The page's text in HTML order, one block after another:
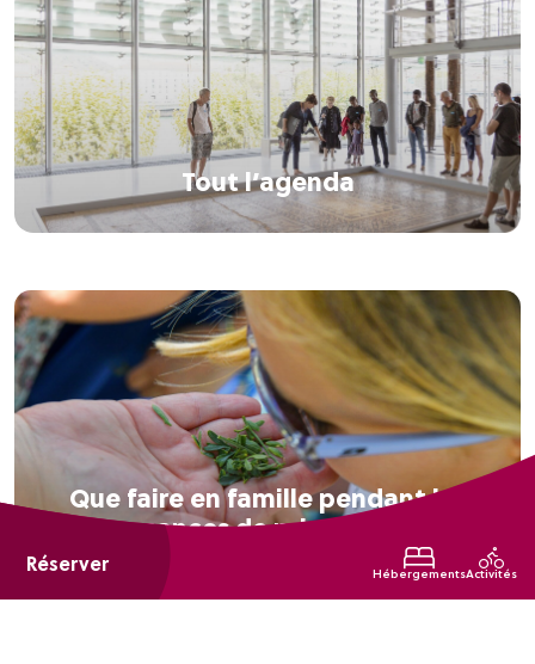
Réserver HébergementsActivités
Tout l’agenda
Que faire en famille pendant les
vacances de printemps ?